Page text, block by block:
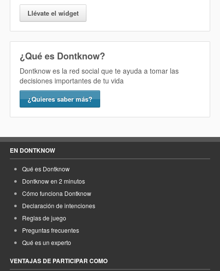
Llévate el widget
¿Qué es Dontknow?
Dontknow es la red social que te ayuda a tomar las
decisiones importantes de tu vida
¿Quieres saber más?
EN DONTKNOW
Qué es Dontknow
Dontknow en 2 minutos
Cómo funciona Dontknow
Declaración de intenciones
Reglas de juego
Preguntas frecuentes
Qué es un experto
VENTAJAS DE PARTICIPAR COMO